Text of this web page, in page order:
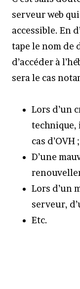
serveur web
accessible. En
tape le nom de
d’accéder à
sera le cas
Lors d’un
technique,
cas d’OVH ;
D’une
Lors d’un
serveur,
Etc.